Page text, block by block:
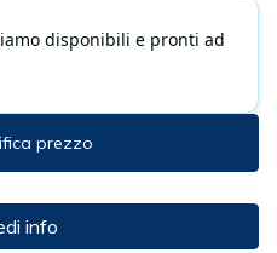
disponibili e pronti ad
prezzo
info